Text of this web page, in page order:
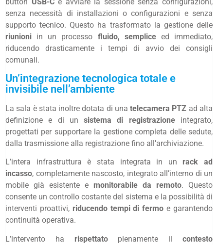
button USB-Ce avviare la sessione senza configurazioni,
senza necessità di installazioni o configurazioni e senza
supporto tecnico. Questo ha trasformato la gestione delle
riunioni in un processo fluido, sempliceed immediato,
riducendo drasticamente i tempi di avvio dei consigli
comunali.
Un’integrazione tecnologica totale e
invisibile nell’ambiente
La sala è stata inoltre dotata di unatelecamera PTZ ad alta
definizione e di un sistema di registrazioneintegrato,
progettati per supportare la gestione completa delle sedute,
dalla trasmissione alla registrazione fino all’archiviazione.
L’intera infrastruttura è stata integrata in un rack ad
incasso, completamente nascosto, integrato all’interno di un
mobile già esistente e monitorabile da remoto. Questo
consente un controllo costante del sistema e la possibilità di
interventi proattivi, riducendo tempi di fermo e garantendo
continuità operativa.
L’intervento ha rispettatopienamente il contesto